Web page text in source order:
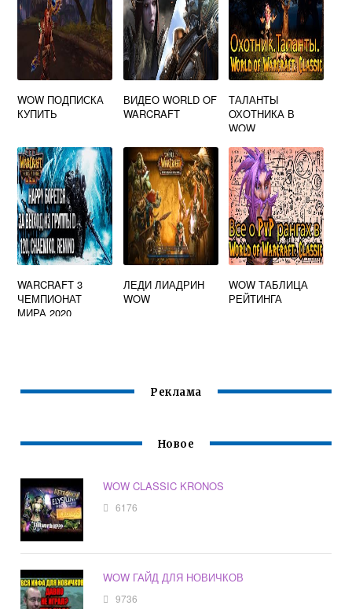
WOW ПОДПИСКА
КУПИТЬ
ВИДЕО WORLD OF
WARCRAFT
ТАЛАНТЫ
ОХОТНИКА В
WOW
WARCRAFT 3
ЧЕМПИОНАТ
МИРА 2020
ЛЕДИ ЛИАДРИН
WOW
WOW ТАБЛИЦА
РЕЙТИНГА
Реклама
Новое
WOW CLASSIC KRONOS
6176
WOW ГАЙД ДЛЯ НОВИЧКОВ
9736